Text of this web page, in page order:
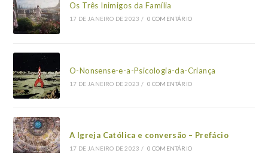
Os Três Inimigos da Família
17 DE JANEIRO DE 2023 / 0 COMENTÁRIO
O-Nonsense-e-a-Psicologia-da-Criança
17 DE JANEIRO DE 2023 / 0 COMENTÁRIO
A Igreja Católica e conversão – Prefácio
17 DE JANEIRO DE 2023 / 0 COMENTÁRIO